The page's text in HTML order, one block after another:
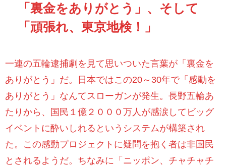
「裏金をありがとう」、そして
「頑張れ、東京地検！」
一連の五輪逮捕劇を見て思いついた言葉が「裏金を
ありがとう」だ。日本ではこの20～ 30年で「感動を
ありがとう」なんてスローガンが発生。長野五輪あ
たりから、国民１億２０００万人が感涙してビッグ
イベントに酔いしれるというシステムが構築され
た。この感動プロジェクトに疑問を抱く者は非国民
とされるようだ。ちなみに「ニッポン、チャチャチ